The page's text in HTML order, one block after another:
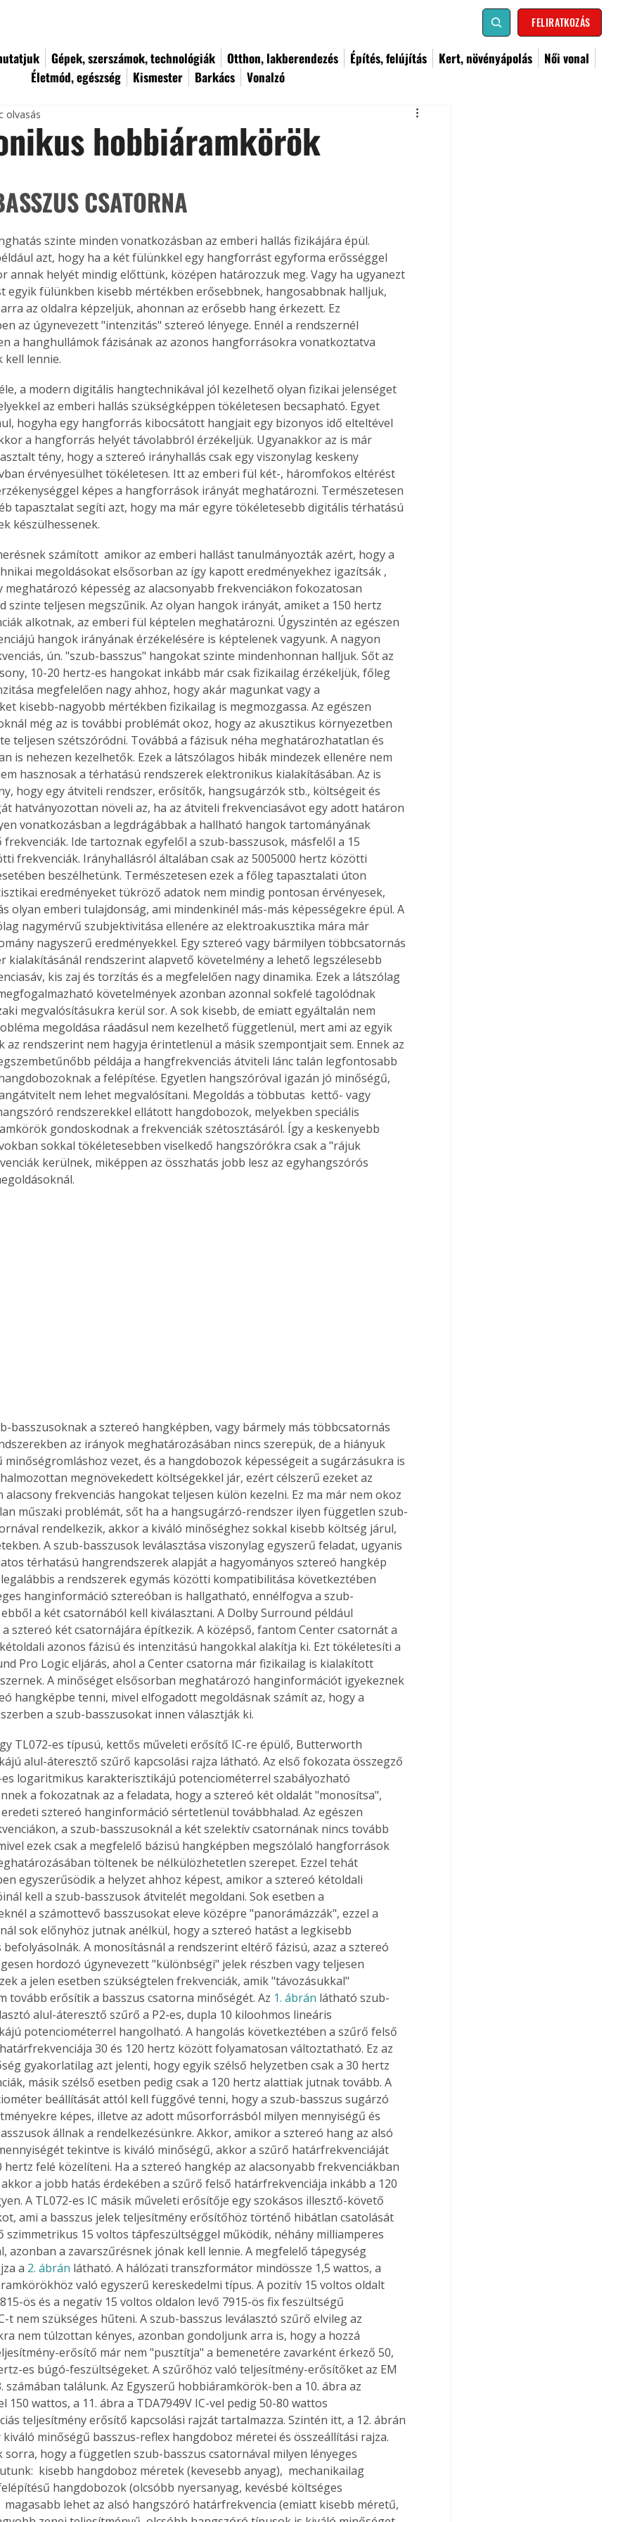
FELIRATKOZÁS
Gépek, szerszámok, technológiák Otthon, lakberendezés Építés, felújítás Kert, növényápolás
Női vonal
Életmód, egészség
Kismester Barkács Vonalzó
új,
egyedi
vagy
is
Bárhol,
élve
az
A
megrendelhetők!
Gyógyító növények: a
természet kincsei az
hobbiáramkörök
olvasás
CSATORNA
szinte minden vonatkozásban az emberi hallás fizikájára épül.
azt, hogy ha a két fülünkkel egy hangforrást egyforma erősséggel
annak helyét mindig előttünk, középen határozzuk meg. Vagy ha ugyanezt
egyik fülünkben kisebb mértékben erősebbnek, hangosabbnak halljuk,
az oldalra képzeljük, ahonnan az erősebb hang érkezett. Ez
az úgynevezett "intenzitás" sztereó lényege. Ennél a rendszernél
a hanghullámok fázisának az azonos hangforrásokra vonatkoztatva
kell lennie.
a modern digitális hangtechnikával jól kezelhető olyan fizikai jelenséget
az emberi hallás szükségképpen tökéletesen becsapható. Egyet
hogyha egy hangforrás kibocsátott hangjait egy bizonyos idő elteltével
a hangforrás helyét távolabbról érzékeljük. Ugyanakkor az is már
tény, hogy a sztereó irányhallás csak egy viszonylag keskeny
érvényesülhet tökéletesen. Itt az emberi fül két-, háromfokos eltérést
képes a hangforrások irányát meghatározni. Természetesen
tapasztalat segíti azt, hogy ma már egyre tökéletesebb digitális térhatású
készülhessenek.
számított  amikor az emberi hallást tanulmányozták azért, hogy a
megoldásokat elsősorban az így kapott eredményekhez igazítsák ,
meghatározó képesség az alacsonyabb frekvenciákon fokozatosan
szinte teljesen megszűnik. Az olyan hangok irányát, amiket a 150 hertz
alkotnak, az emberi fül képtelen meghatározni. Úgyszintén az egészen
hangok irányának érzékelésére is képtelenek vagyunk. A nagyon
ún. "szub-basszus" hangokat szinte mindenhonnan halljuk. Sőt az
10-20 hertz-es hangokat inkább már csak fizikailag érzékeljük, főleg
megfelelően nagy ahhoz, hogy akár magunkat vagy a
kisebb-nagyobb mértékben fizikailag is megmozgassa. Az egészen
még az is további problémát okoz, hogy az akusztikus környezetben
teljesen szétszóródni. Továbbá a fázisuk néha meghatározhatatlan és
is nehezen kezelhetők. Ezek a látszólagos hibák mindezek ellenére nem
hasznosak a térhatású rendszerek elektronikus kialakításában. Az is
hogy egy átviteli rendszer, erősítők, hangsugárzók stb., költségeit és
hatványozottan növeli az, ha az átviteli frekvenciasávot egy adott határon
vonatkozásban a legdrágábbak a hallható hangok tartományának
frekvenciák. Ide tartoznak egyfelől a szub-basszusok, másfelől a 15
frekvenciák. Irányhallásról általában csak az 5005000 hertz közötti
beszélhetünk. Természetesen ezek a főleg tapasztalati úton
eredményeket tükröző adatok nem mindig pontosan érvényesek,
olyan emberi tulajdonság, ami mindenkinél más-más képességekre épül. A
nagymérvű szubjektivitása ellenére az elektroakusztika mára már
nagyszerű eredményekkel. Egy sztereó vagy bármilyen többcsatornás
kialakításánál rendszerint alapvető követelmény a lehető legszélesebb
kis zaj és torzítás és a megfelelően nagy dinamika. Ezek a látszólag
követelmények azonban azonnal sokfelé tagolódnak
megvalósításukra kerül sor. A sok kisebb, de emiatt egyáltalán nem
megoldása ráadásul nem kezelhető függetlenül, mert ami az egyik
az rendszerint nem hagyja érintetlenül a másik szempontjait sem. Ennek az
példája a hangfrekvenciás átviteli lánc talán legfontosabb
a felépítése. Egyetlen hangszóróval igazán jó minőségű,
nem lehet megvalósítani. Megoldás a többutas  kettő- vagy
rendszerekkel ellátott hangdobozok, melyekben speciális
gondoskodnak a frekvenciák szétosztásáról. Így a keskenyebb
sokkal tökéletesebben viselkedő hangszórókra csak a "rájuk
kerülnek, miképpen az összhatás jobb lesz az egyhangszórós
basszusoknak a sztereó hangképben, vagy bármely más többcsatornás
az irányok meghatározásában nincs szerepük, de a hiányuk
minőségromláshoz vezet, és a hangdobozok képességeit a sugárzásukra is
megnövekedett költségekkel jár, ezért célszerű ezeket az
alacsony frekvenciás hangokat teljesen külön kezelni. Ez ma már nem okoz
műszaki problémát, sőt ha a hangsugárzó-rendszer ilyen független szub-
rendelkezik, akkor a kiváló minőséghez sokkal kisebb költség járul,
A szub-basszusok leválasztása viszonylag egyszerű feladat, ugyanis
térhatású hangrendszerek alapját a hagyományos sztereó hangkép
a rendszerek egymás közötti kompatibilitása következtében
hanginformáció sztereóban is hallgatható, ennélfogva a szub-
a két csatornából kell kiválasztani. A Dolby Surround például
sztereó két csatornájára építkezik. A középső, fantom Center csatornát a
azonos fázisú és intenzitású hangokkal alakítja ki. Ezt tökéletesíti a
Pro Logic eljárás, ahol a Center csatorna már fizikailag is kialakított
A minőséget elsősorban meghatározó hanginformációt igyekeznek
hangképbe tenni, mivel elfogadott megoldásnak számít az, hogy a
a szub-basszusokat innen választják ki.
TL072-es típusú, kettős műveleti erősítő IC-re épülő, Butterworth
alul-áteresztő szűrő kapcsolási rajza látható. Az első fokozata összegző
logaritmikus karakterisztikájú potenciométerrel szabályozható
a fokozatnak az a feladata, hogy a sztereó két oldalát "monosítsa",
sztereó hanginformáció sértetlenül továbbhalad. Az egészen
a szub-basszusoknál a két szelektív csatornának nincs tovább
ezek csak a megfelelő bázisú hangképben megszólaló hangforrások
töltenek be nélkülözhetetlen szerepet. Ezzel tehát
egyszerűsödik a helyzet ahhoz képest, amikor a sztereó kétoldali
kell a szub-basszusok átvitelét megoldani. Sok esetben a
a számottevő basszusokat eleve középre "panorámázzák", ezzel a
sok előnyhöz jutnak anélkül, hogy a sztereó hatást a legkisebb
A monosításnál a rendszerint eltérő fázisú, azaz a sztereó
hordozó úgynevezett "különbségi" jelek részben vagy teljesen
a jelen esetben szükségtelen frekvenciák, amik "távozásukkal"
tovább erősítik a basszus csatorna minőségét. Az 1. ábrán látható szub-
alul-áteresztő szűrő a P2-es, dupla 10 kiloohmos lineáris
potenciométerrel hangolható. A hangolás következtében a szűrő felső
30 és 120 hertz között folyamatosan változtatható. Ez az
gyakorlatilag azt jelenti, hogy egyik szélső helyzetben csak a 30 hertz
másik szélső esetben pedig csak a 120 hertz alattiak jutnak tovább. A
beállítását attól kell függővé tenni, hogy a szub-basszus sugárzó
képes, illetve az adott műsorforrásból milyen mennyiségű és
állnak a rendelkezésünkre. Akkor, amikor a sztereó hang az alsó
tekintve is kiváló minőségű, akkor a szűrő határfrekvenciáját
hertz felé közelíteni. Ha a sztereó hangkép az alacsonyabb frekvenciákban
a jobb hatás érdekében a szűrő felső határfrekvenciája inkább a 120
A TL072-es IC másik műveleti erősítője egy szokásos illesztő-követő
ami a basszus jelek teljesítmény erősítőhöz történő hibátlan csatolását
szimmetrikus 15 voltos tápfeszültséggel működik, néhány milliamperes
azonban a zavarszűrésnek jónak kell lennie. A megfelelő tápegység
a 2. ábrán látható. A hálózati transzformátor mindössze 1,5 wattos, a
való egyszerű kereskedelmi típus. A pozitív 15 voltos oldalt
ös és a negatív 15 voltos oldalon levő 7915-ös fix feszültségű
t nem szükséges hűteni. A szub-basszus leválasztó szűrő elvileg az
nem túlzottan kényes, azonban gondoljunk arra is, hogy a hozzá
erősítő már nem "pusztítja" a bemenetére zavarként érkező 50,
es búgó-feszültségeket. A szűrőhöz való teljesítmény-erősítőket az EM
számában találunk. Az Egyszerű hobbiáramkörök-ben a 10. ábra az
150 wattos, a 11. ábra a TDA7949V IC-vel pedig 50-80 wattos
teljesítmény erősítő kapcsolási rajzát tartalmazza. Szintén itt, a 12. ábrán
minőségű basszus-reflex hangdoboz méretei és összeállítási rajza.
sorra, hogy a független szub-basszus csatornával milyen lényeges
 kisebb hangdoboz méretek (kevesebb anyag),  mechanikailag
hangdobozok (olcsóbb nyersanyag, kevésbé költséges
magasabb lehet az alsó hangszóró határfrekvencia (emiatt kisebb méretű,